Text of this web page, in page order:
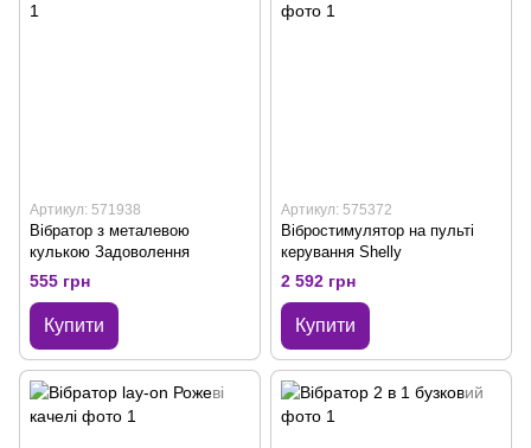
Артикул: 571938
Вібратор з металевою
кулькою Задоволення
555 грн
Купити
Артикул: 575372
Вібростимулятор на пульті
керування Shelly
2 592 грн
Купити